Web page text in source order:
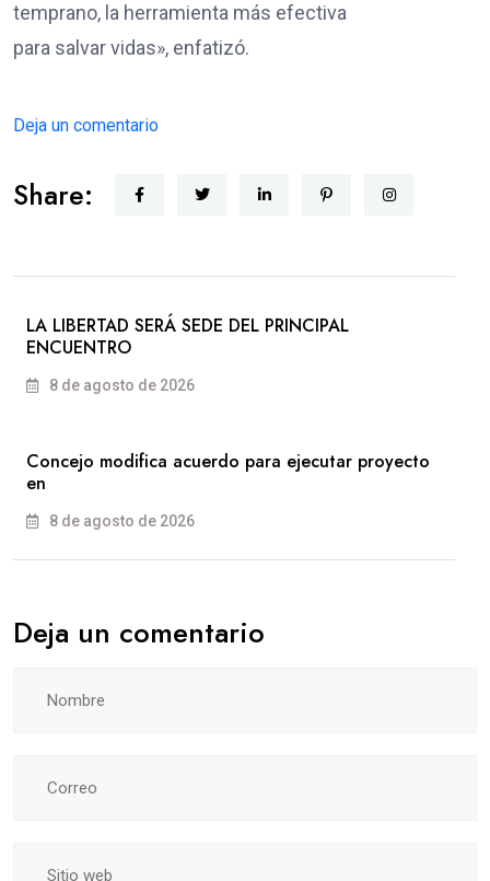
temprano, la herramienta más efectiva
para salvar vidas», enfatizó.
Deja un comentario
Share:
LA LIBERTAD SERÁ SEDE DEL PRINCIPAL
ENCUENTRO
8 de agosto de 2026
Concejo modifica acuerdo para ejecutar proyecto
en
8 de agosto de 2026
Deja un comentario